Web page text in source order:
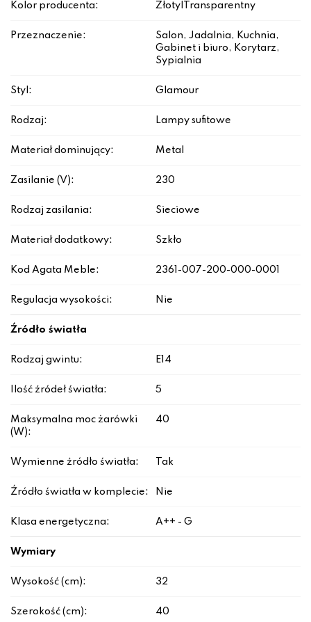
Kolor producenta: Złoty|Transparentny
Przeznaczenie:
Salon, Jadalnia, Kuchnia,
Gabinet i biuro, Korytarz,
Sypialnia
Styl: Glamour
Rodzaj: Lampy sufitowe
Materiał dominujący: Metal
Zasilanie (V): 230
Rodzaj zasilania: Sieciowe
Materiał dodatkowy: Szkło
Kod Agata Meble: 2361-007-200-000-0001
Regulacja wysokości: Nie
Źródło światła
Rodzaj gwintu: E14
Ilość źródeł światła: 5
Maksymalna moc żarówki
(W):
40
Wymienne źródło światła: Tak
Źródło światła w komplecie: Nie
Klasa energetyczna: A++ - G
Wymiary
Wysokość (cm): 32
Szerokość (cm): 40